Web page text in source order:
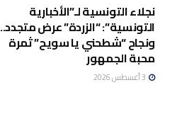
نجلاء التونسية لـ”الأخبارية
التونسية”: “الزردة” عرض متجدد..
ونجاح “شطحني يا سويح” ثمرة
محبة الجمهور